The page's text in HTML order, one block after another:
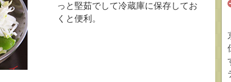
っと堅茹でして冷蔵庫に保存してお
くと便利。